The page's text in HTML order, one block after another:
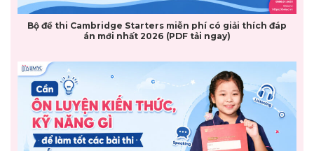
Bộ đề thi Cambridge Starters miễn phí có giải thích đáp
án mới nhất 2026 (PDF tải ngay)